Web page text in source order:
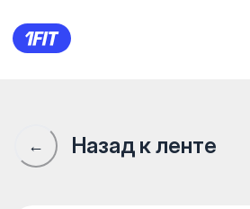
Maximum Gym —
← Назад к ленте